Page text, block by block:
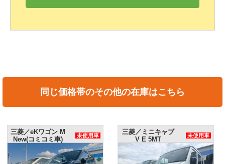
同じ価格帯のその他の在庫はこちら
三菱／eKワゴン M
New(コミコミ車)
未使用車
三菱／ミニキャブ
V E 5MT
未使用車